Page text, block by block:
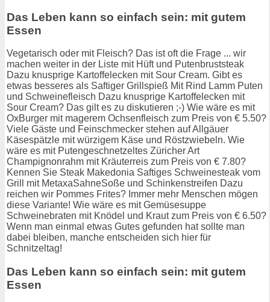
Das Leben kann so einfach sein: mit gutem
Essen
Vegetarisch oder mit Fleisch? Das ist oft die Frage ... wir
machen weiter in der Liste mit Hüft und Putenbruststeak
Dazu knusprige Kartoffelecken mit Sour Cream. Gibt es
etwas besseres als Saftiger Grillspieß Mit Rind Lamm Puten
und Schweinefleisch Dazu knusprige Kartoffelecken mit
Sour Cream? Das gilt es zu diskutieren ;-) Wie wäre es mit
OxBurger mit magerem Ochsenfleisch zum Preis von € 5.50?
Viele Gäste und Feinschmecker stehen auf Allgäuer
Käsespätzle mit würzigem Käse und Röstzwiebeln. Wie
wäre es mit Putengeschnetzeltes Züricher Art
Champignonrahm mit Kräuterreis zum Preis von € 7.80?
Kennen Sie Steak Makedonia Saftiges Schweinesteak vom
Grill mit MetaxaSahneSoße und Schinkenstreifen Dazu
reichen wir Pommes Frites? Immer mehr Menschen mögen
diese Variante! Wie wäre es mit Gemüsesuppe
Schweinebraten mit Knödel und Kraut zum Preis von € 6.50?
Wenn man einmal etwas Gutes gefunden hat sollte man
dabei bleiben, manche entscheiden sich hier für
Schnitzeltag!
Das Leben kann so einfach sein: mit gutem
Essen